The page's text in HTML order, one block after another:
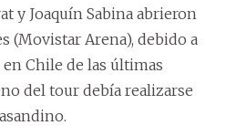
y Joaquín Sabina abrieron
(Movistar Arena), debido a
Chile de las últimas
del tour debía realizarse